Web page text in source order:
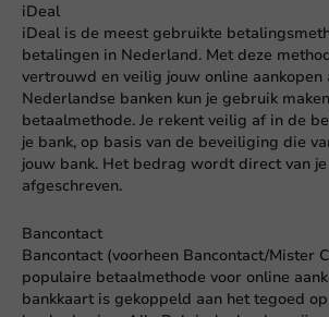
iDeal
iDeal is de meest gebruikte
betalingen in Nederland. Met deze
vertrouwd en veilig jouw online aankopen
Nederlandse banken kun je gebruik
betaalmethode. Je rekent veilig af in de
je bank, op basis van de beveiliging die
jouw bank. Het bedrag wordt direct van
afgeschreven.
Bancontact
Bancontact (voorheen Bancontact/Mister
populaire betaalmethode voor online
bankkaart is gekoppeld aan het tegoed